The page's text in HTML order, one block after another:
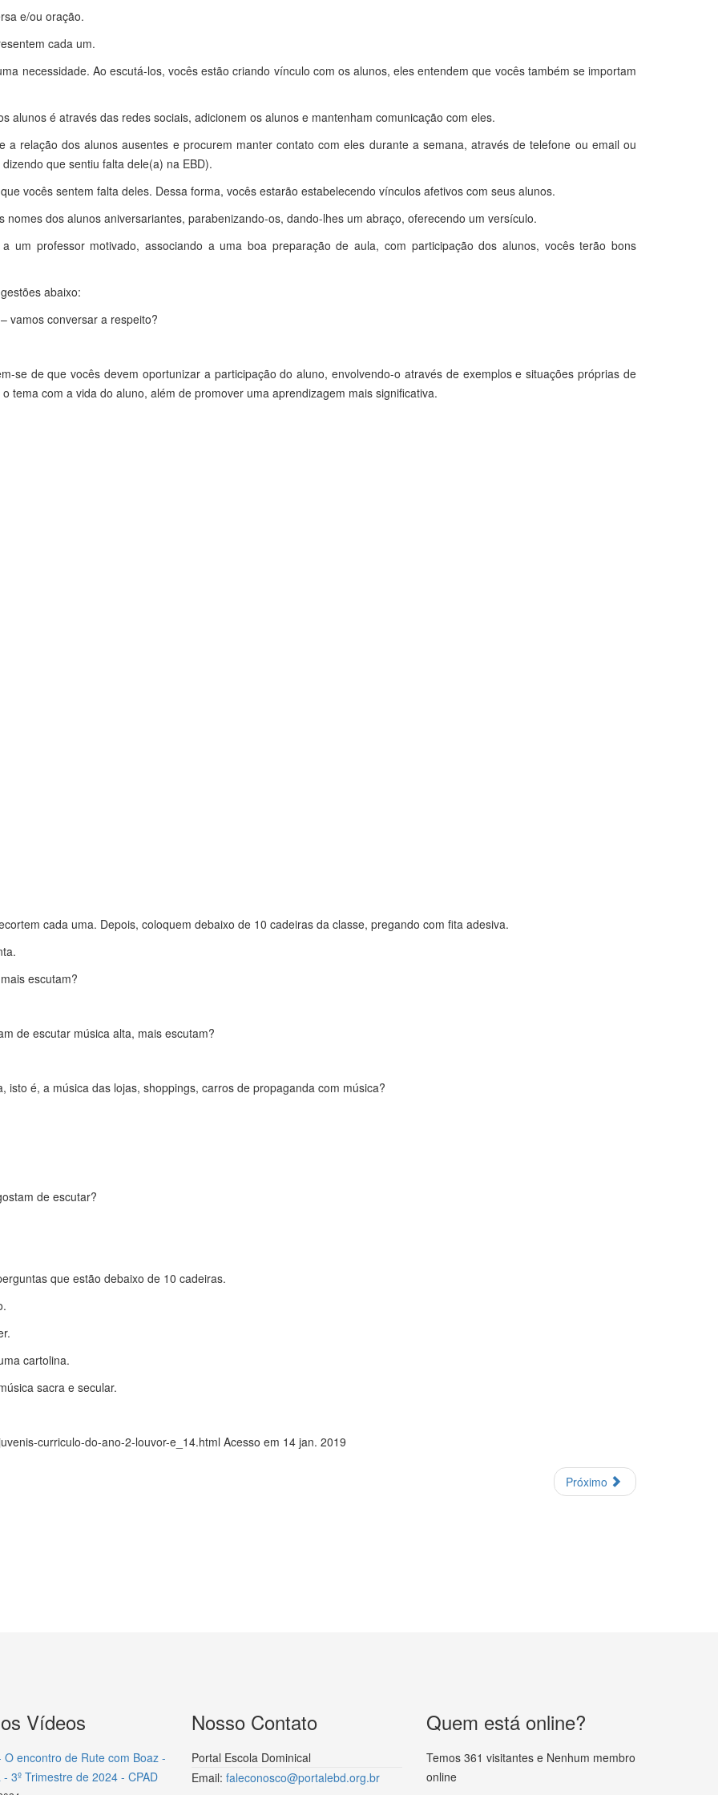
e/ou oração.
cada um.
necessidade. Ao escutá-los, vocês estão criando vínculo com os alunos, eles entendem que vocês também se importam
alunos é através das redes sociais, adicionem os alunos e mantenham comunicação com eles.
relação dos alunos ausentes e procurem manter contato com eles durante a semana, através de telefone ou email ou
que sentiu falta dele(a) na EBD).
vocês sentem falta deles. Dessa forma, vocês estarão estabelecendo vínculos afetivos com seus alunos.
dos alunos aniversariantes, parabenizando-os, dando-lhes um abraço, oferecendo um versículo.
um professor motivado, associando a uma boa preparação de aula, com participação dos alunos, vocês terão bons
abaixo:
vamos conversar a respeito?
se de que vocês devem oportunizar a participação do aluno, envolvendo-o através de exemplos e situações próprias de
tema com a vida do aluno, além de promover uma aprendizagem mais significativa.
cada uma. Depois, coloquem debaixo de 10 cadeiras da classe, pregando com fita adesiva.
escutam?
de escutar música alta, mais escutam?
é, a música das lojas, shoppings, carros de propaganda com música?
de escutar?
que estão debaixo de 10 cadeiras.
cartolina.
sacra e secular.
curriculo-do-ano-2-louvor-e_14.html Acesso em 14 jan. 2019
Próximo
Vídeos
O encontro de Rute com Boaz -
3º Trimestre de 2024 - CPAD
Nosso Contato
Portal Escola Dominical
Email: faleconosco@portalebd.org.br
Quem está online?
Temos 361 visitantes e Nenhum membro
online